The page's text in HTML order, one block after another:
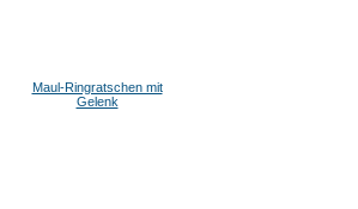
Maul-Ringratschen mit
Gelenk